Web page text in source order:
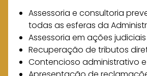
Assessoria e consultoria
todas as esferas da
Assessoria em ações
Recuperação de tributos
Contencioso administrativo
Home
Quem somos
Profissionais
Atuação
Mídia
Contato